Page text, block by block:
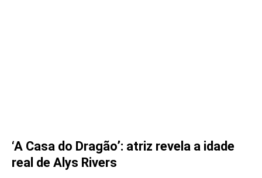
‘A Casa do Dragão’: atriz revela a idade
real de Alys Rivers